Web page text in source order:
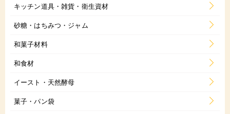
キッチン道具・雑貨・衛生資材
砂糖・はちみつ・ジャム
和菓子材料
和食材
イースト・天然酵母
菓子・パン袋